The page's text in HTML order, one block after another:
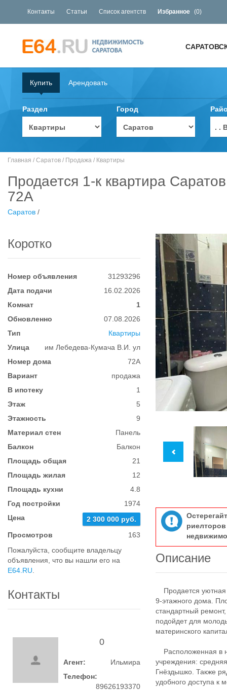
Контакты Статьи Список агентств Избранное (0)
Купить Арендовать
Раздел Город
. .
Главная / Саратов / Продажа / Квартиры
Продается 1-к квартира
72А
Саратов /
Коротко
Номер объявления
31293296
Дата подачи
16.02.2026
Комнат
1
Обновленно
07.08.2026
Тип
Квартиры
Улица
им Лебедева-Кумача В.И. ул
Номер дома
72А
Вариант
продажа
В ипотеку
1
Этаж
5
Этажность
9
Материал стен
Панель
Балкон
Балкон
Площадь общая
21
Площадь жилая
12
Площадь кухни
4.8
Год постройки
1974
Цена
2 300 000 руб.
Просмотров
163
Пожалуйста, сообщите владельцу
объявления, что вы нашли его на
E64.RU
Контакты
0
Агент:
Ильмира
Телефон:
89626193370
Описание
Продается уютная
9-этажного дома.
стандартный
подойдет для
материнского
Расположенная в
учреждения:
Гнёздышко. Также
удобного доступа к